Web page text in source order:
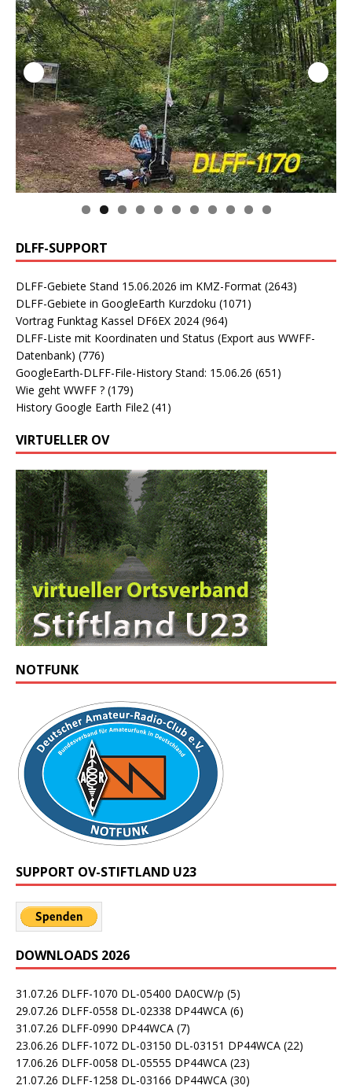
0 1
DLFF-SUPPORT
DLFF-Gebiete Stand 15.06.2026 im KMZ-Format (2643)
DLFF-Gebiete in GoogleEarth Kurzdoku (1071)
Vortrag Funktag Kassel DF6EX 2024 (964)
DLFF-Liste mit Koordinaten und Status (Export aus WWFF-
Datenbank) (776)
GoogleEarth-DLFF-File-History Stand: 15.06.26 (651)
Wie geht WWFF ? (179)
History Google Earth File2 (41)
VIRTUELLER OV
NOTFUNK
SUPPORT OV-STIFTLAND U23
DOWNLOADS 2026
31.07.26 DLFF-1070 DL-05400 DA0CW/p (5)
29.07.26 DLFF-0558 DL-02338 DP44WCA (6)
31.07.26 DLFF-0990 DP44WCA (7)
23.06.26 DLFF-1072 DL-03150 DL-03151 DP44WCA (22)
17.06.26 DLFF-0058 DL-05555 DP44WCA (23)
21.07.26 DLFF-1258 DL-03166 DP44WCA (30)